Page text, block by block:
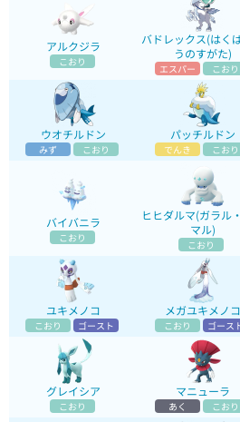
アルクジラ
こおり
バドレックス(はく
うのすがた)
エスパー こおり
ウオチルドン
みず こおり
パッチルドン
でんき こおり
バイバニラ
こおり
ヒヒダルマ(ガラル
マル)
こおり
ユキメノコ
こおり ゴースト
メガユキメノコ
こおり ゴース
グレイシア
こおり
マニューラ
あく こおり